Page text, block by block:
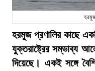
হরমুজ প্রণালির কাছে
যুক্তরাষ্ট্রের সম্ভাব্য
দিয়েছে। একই সঙ্গে